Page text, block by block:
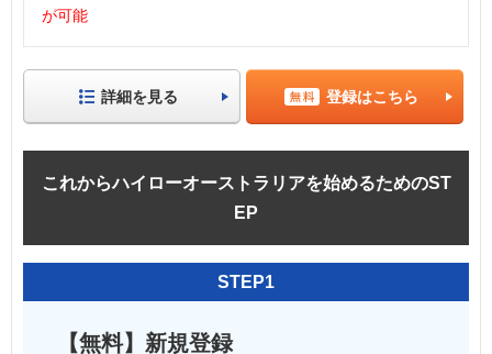
が可能
詳細を見る 登録はこちら
これからハイローオーストラリアを始めるためのST
EP
STEP1
【無料】新規登録